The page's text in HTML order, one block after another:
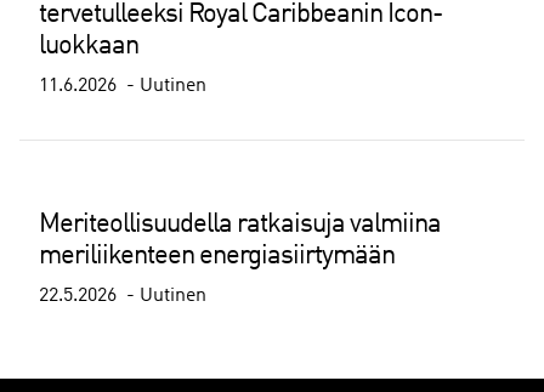
tervetulleeksi Royal Caribbeanin Icon-
luokkaan
11.6.2026 Uutinen
Meriteollisuudella ratkaisuja valmiina
meriliikenteen energiasiirtymään
22.5.2026 Uutinen